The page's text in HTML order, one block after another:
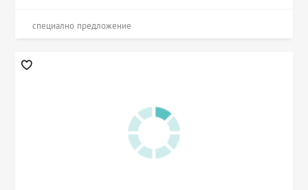
специално предложение